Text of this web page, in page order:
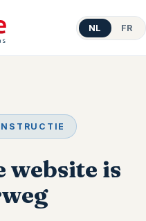
NL FR
website is